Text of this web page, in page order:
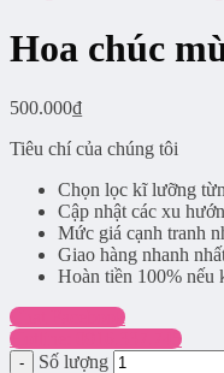
Hoa chúc
500.000₫
Tiêu chí của chúng tôi
Chọn lọc kĩ lưỡng
Cập nhật các xu
Mức giá cạnh tranh
Giao hàng nhanh
Hoàn tiền 100% nếu
Chat Facebook
Hotline: 0916.337.745
Số lượng